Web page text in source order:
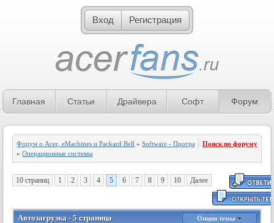
Вход Регистрация
Главная Статьи Драйвера Софт Форум
Форум о Acer, eMachines и Packard Bell »Software - Программное обеспечение
»Операционные системы
Поиск по форуму
10 страниц 1 2 3 4 5 6 7 8 9 10 Далее
Автозагрузка - 5 страница Опции темы